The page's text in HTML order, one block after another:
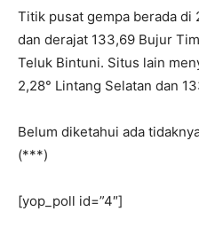
Titik pusat gempa berada di
dan derajat 133,69 Bujur
Teluk Bintuni. Situs lain
2,28° Lintang Selatan dan
Belum diketahui ada
(***)
[yop_poll id=”4″]